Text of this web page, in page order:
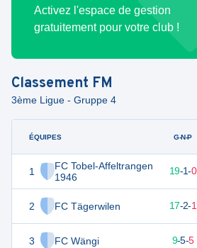
Activez l'espace de gestion
gratuitement pour votre club !
Classement FM
3ème Ligue - Gruppe 4
ÉQUIPES
1
FC Tobel-Affeltrangen
1946
2 FC Tägerwilen
3 FC Wängi
G-N-P
58 20 19-1-0
17-2-1
9-5-5